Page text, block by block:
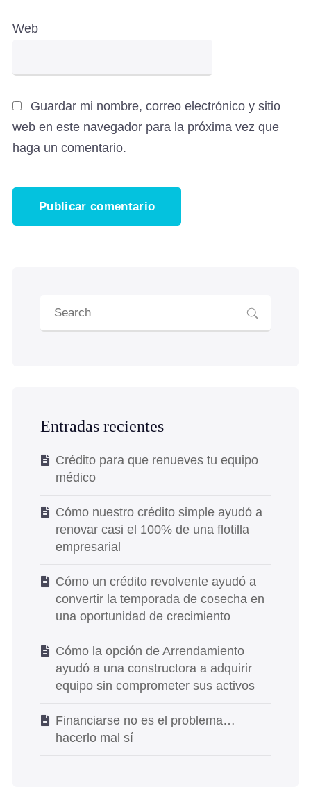
Web
Guardar mi nombre, correo electrónico y sitio
web en este navegador para la próxima vez que
haga un comentario.
Entradas recientes
Crédito para que renueves tu equipo
médico
Cómo nuestro crédito simple ayudó a
renovar casi el 100% de una flotilla
empresarial
Cómo un crédito revolvente ayudó a
convertir la temporada de cosecha en
una oportunidad de crecimiento
Cómo la opción de Arrendamiento
ayudó a una constructora a adquirir
equipo sin comprometer sus activos
Financiarse no es el problema…
hacerlo mal sí